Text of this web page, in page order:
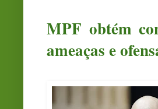
MPF obtém
ameaças e